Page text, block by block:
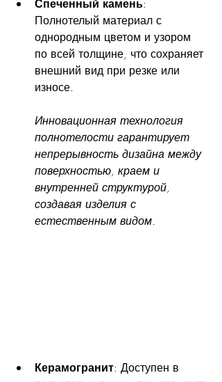
Спеченный камень:
Полнотелый материал с
однородным цветом и узором
по всей толщине, что сохраняет
внешний вид при резке или
износе.
Инновационная технология
полнотелости гарантирует
непрерывность дизайна между
поверхностью, краем и
внутренней структурой,
создавая изделия с
естественным видом.
Керамогранит: Доступен в